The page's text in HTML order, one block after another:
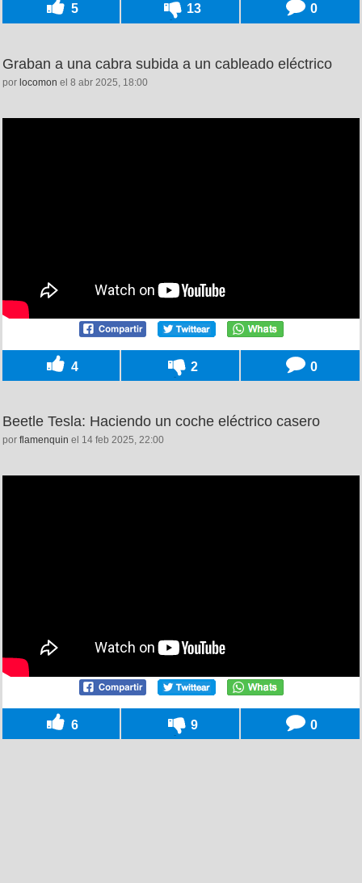
5 13 0
Graban a una cabra subida a un cableado eléctrico
por locomon el 8 abr 2025, 18:00
4 2 0
Beetle Tesla: Haciendo un coche eléctrico casero
por flamenquin el 14 feb 2025, 22:00
6 9 0